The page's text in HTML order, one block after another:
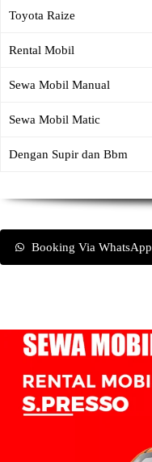
Toyota Raize
Rental Mobil
Sewa Mobil Manual
Sewa Mobil Matic
Dengan Supir dan Bbm
Booking Via WhatsApp